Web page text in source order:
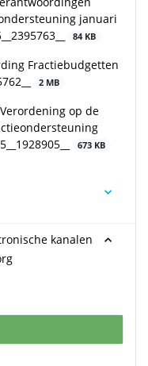
januari
84 KB
Fractiebudgetten
2 MB
op de
673 KB
kanalen